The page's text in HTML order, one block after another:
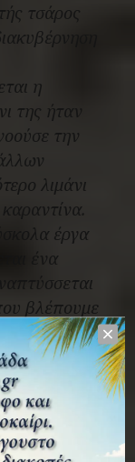
τσάρος
η
της ήταν
την
λιμάνι
έργα
ένα
βλέπουμε
ολισθηρά. Το
που
200 σκαλιά,
έγιναν
του